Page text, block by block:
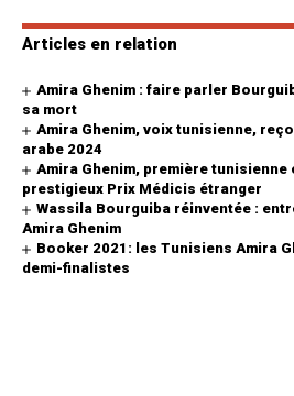
Articles en relation
Amira Ghenim : faire parler
sa mort
Amira Ghenim, voix tunisienne,
arabe 2024
Amira Ghenim, première
prestigieux Prix Médicis étranger
Wassila Bourguiba réinventée :
Amira Ghenim
Booker 2021: les Tunisiens Amira
demi-finalistes